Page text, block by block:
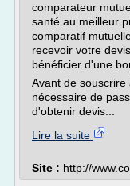
comparateur
santé au meilleur
comparatif
recevoir votre
bénéficier d'une
Avant de
nécessaire de
d'obtenir devis...
Lire la suite
Site : http://